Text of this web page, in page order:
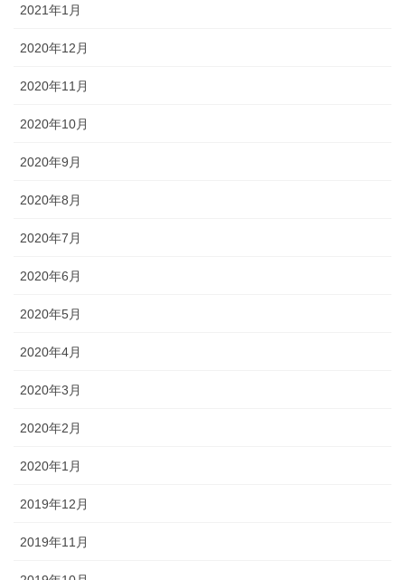
2021年1月
2020年12月
2020年11月
2020年10月
2020年9月
2020年8月
2020年7月
2020年6月
2020年5月
2020年4月
2020年3月
2020年2月
2020年1月
2019年12月
2019年11月